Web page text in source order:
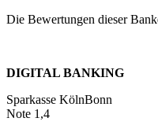
Die Bewertungen dieser
DIGITAL BANKING
Sparkasse KölnBonn
Note 1,4